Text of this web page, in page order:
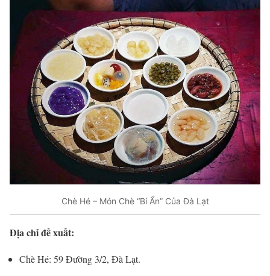
Chè Hé – Món Chè “Bí Ẩn” Của Đà Lạt
Địa chỉ đề xuất:
Chè Hé: 59 Đường 3/2, Đà Lạt.